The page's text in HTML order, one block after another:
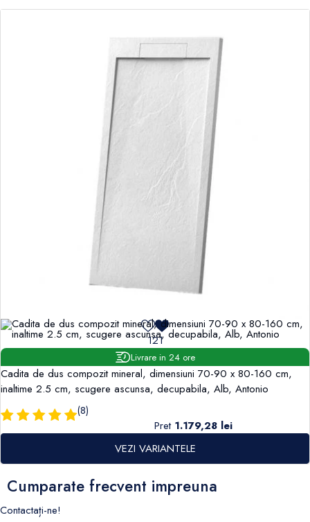
121
Livrare in 24 ore
Cadita de dus compozit mineral, dimensiuni 70-90 x 80-160 cm,
inaltime 2.5 cm, scugere ascunsa, decupabila, Alb, Antonio
(8)
Pret 1.179,28 lei
VEZI VARIANTELE
Cumparate frecvent impreuna
Contactați-ne!